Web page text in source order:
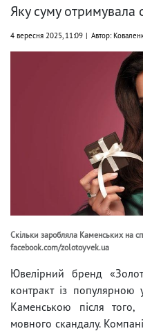
Яку суму отримувала
4 вересня 2025, 11:09 Автор:
Скільки заробляла Каменських на
facebook.com/zolotoyvek.ua
Ювелірний бренд
контракт із популярною
Каменською після
мовного скандалу.